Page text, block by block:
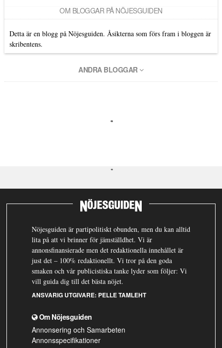
OM BLOGGAR PÅ NÖJESGUIDEN
Detta är en blogg på Nöjesguiden. Åsikterna som förs fram i bloggen är
skribentens.
ANDRA BLOGGAR
Nöjesguiden är partipolitiskt obunden, men du kan alltid
lita på att vi brinner för jämställdhet. Vi är
annonsfinansierade men det redaktionella innehållet är
just det – 100% redaktionellt. Vi tror på den goda
smaken och vår publicistiska tanke lyder som följer: Vi
vill guida dig till det bästa nöjet.
ANSVARIG UTGIVARE: PELLE TAMLEHT
Om Nöjesguiden
Annonsering och Samarbeten
Annonsspecifikationer